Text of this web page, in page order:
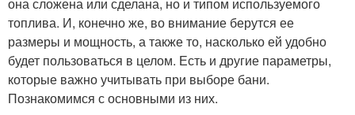
топлива. И, конечно же, во внимание берутся ее
размеры и мощность, а также то, насколько ей удобно
будет пользоваться в целом. Есть и другие параметры,
которые важно учитывать при выборе бани.
Познакомимся с основными из них.